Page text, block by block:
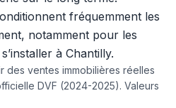
fréquemment les
notamment pour les
à Chantilly.
des ventes immobilières réelles
DVF (2024-2025). Valeurs